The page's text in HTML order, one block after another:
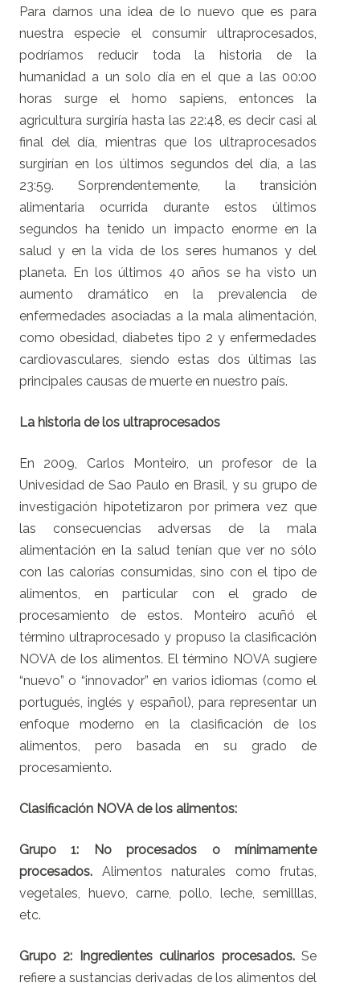
Para darnos una idea de lo nuevo que es para
nuestra especie el consumir ultraprocesados,
podríamos reducir toda la historia de la
humanidad a un solo día en el que a las 00:00
horas surge el homo sapiens, entonces la
agricultura surgiría hasta las 22:48, es decir casi al
final del día, mientras que los ultraprocesados
surgirían en los últimos segundos del día, a las
23:59. Sorprendentemente, la transición
alimentaria ocurrida durante estos últimos
segundos ha tenido un impacto enorme en la
salud y en la vida de los seres humanos y del
planeta. En los últimos 40 años se ha visto un
aumento dramático en la prevalencia de
enfermedades asociadas a la mala alimentación,
como obesidad, diabetes tipo 2 y enfermedades
cardiovasculares, siendo estas dos últimas las
principales causas de muerte en nuestro país.
La historia de los ultraprocesados
En 2009, Carlos Monteiro, un profesor de la
Univesidad de Sao Paulo en Brasil, y su grupo de
investigación hipotetizaron por primera vez que
las consecuencias adversas de la mala
alimentación en la salud tenían que ver no sólo
con las calorías consumidas, sino con el tipo de
alimentos, en particular con el grado de
procesamiento de estos. Monteiro acuñó el
término ultraprocesado y propuso la clasificación
NOVA de los alimentos. El término NOVA sugiere
“nuevo” o “innovador” en varios idiomas (como el
portugués, inglés y español), para representar un
enfoque moderno en la clasificación de los
alimentos, pero basada en su grado de
procesamiento.
Clasificación NOVA de los alimentos:
Grupo 1: No procesados o mínimamente
procesados. Alimentos naturales como frutas,
vegetales, huevo, carne, pollo, leche, semilllas,
etc.
Grupo 2: Ingredientes culinarios procesados.Se
refiere a sustancias derivadas de los alimentos del